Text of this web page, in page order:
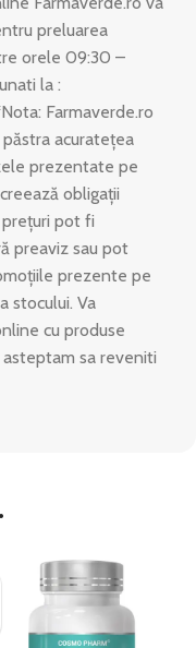
preluarea
orele 09:30 –
la :
Farmaverde.ro
acuratețea
prezentate pe
obligații
pot fi
preaviz sau pot
prezente pe
stocului. Va
cu produse
sa reveniti